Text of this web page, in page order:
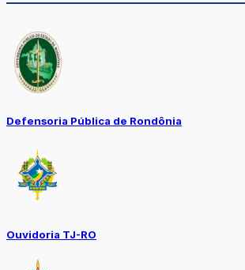
Defensoria Pública de Rondônia
Ouvidoria TJ-RO